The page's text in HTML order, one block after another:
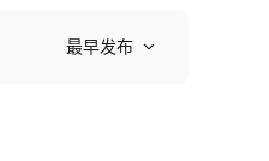
最早发布